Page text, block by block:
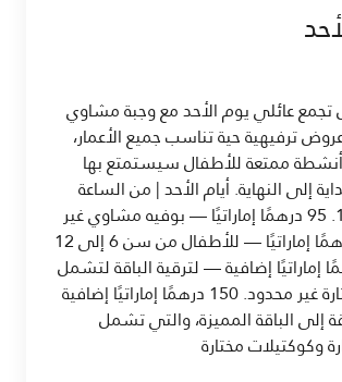
تجمع عائلي يوم الأحد مع وجبة مشاوي
ترفيهية حية تناسب جميع الأعمار،
أنشطة ممتعة للأطفال سيستمتع بها
إلى النهاية. أيام الأحد | من الساعة
13:00– 16:00. 95 درهمًا إماراتيًا — بوفيه مشاوي غير
محدود. 75 درهمًا إماراتيًا — للأطفال من سن 6 إلى 12
و75 درهمًا إماراتيًا إضافية — لترقية الباقة لتشمل
مشروبات مختارة غير محدود. 150 درهمًا إماراتيًا إضافية
إلى الباقة المميزة، والتي تشمل
وكوكتيلات مختارة